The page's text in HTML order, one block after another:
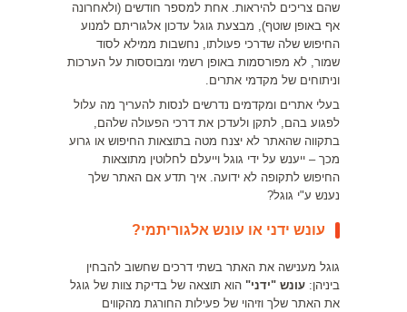
שהם צריכים להיראות. אחת למספר חודשים (ולאחרונה
אף באופן שוטף), מבצעת גוגל עדכון אלגוריתם למנוע
החיפוש שלה שדרכי פעולתו, נחשבות ממילא לסוד
שמור, לא מפורסמות באופן רשמי ומבוססות על הערכות
וניתוחים של מקדמי אתרים.
בעלי אתרים ומקדמים נדרשים לנסות להעריך מה עלול
לפגוע בהם, לתקן ולעדכן את דרכי הפעולה שלהם,
בתקווה שהאתר לא יצנח מטה בתוצאות החיפוש או גרוע
מכך – ייענש על ידי גוגל וייעלם לחלוטין מתוצאות
החיפוש לתקופה לא ידועה. איך תדע אם האתר שלך
נענש ע"י גוגל?
עונש ידני או עונש אלגוריתמי?
גוגל מענישה את האתר בשתי דרכים שחשוב להבחין
ביניהן: עונש "ידני" הוא תוצאה של בדיקת צוות של גוגל
את האתר שלך וזיהוי של פעילות החורגת מהקווים